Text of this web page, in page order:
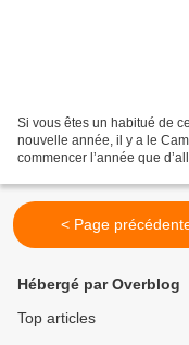
Si vous êtes un habitué de
nouvelle année, il y a le
commencer l’année que
< Page
Hébergé par Overblog
Top articles